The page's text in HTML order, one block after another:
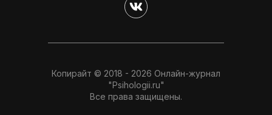
Копирайт © 2018 - 2026 Онлайн-журнал
"Psihologii.ru"
Все права защищены.